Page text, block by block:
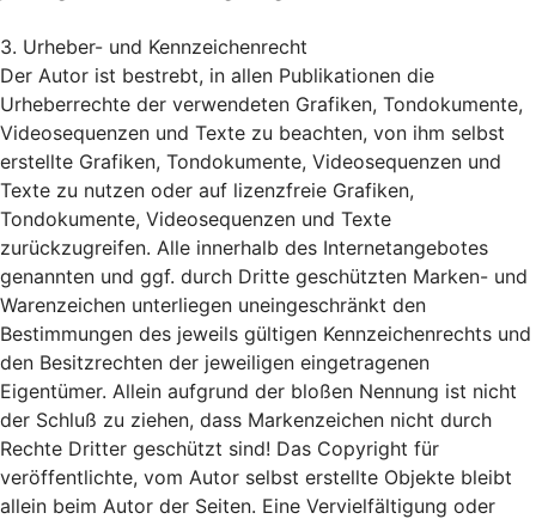
3. Urheber- und Kennzeichenrecht
Der Autor ist bestrebt, in allen Publikationen die
Urheberrechte der verwendeten Grafiken, Tondokumente,
Videosequenzen und Texte zu beachten, von ihm selbst
erstellte Grafiken, Tondokumente, Videosequenzen und
Texte zu nutzen oder auf lizenzfreie Grafiken,
Tondokumente, Videosequenzen und Texte
zurückzugreifen. Alle innerhalb des Internetangebotes
genannten und ggf. durch Dritte geschützten Marken- und
Warenzeichen unterliegen uneingeschränkt den
Bestimmungen des jeweils gültigen Kennzeichenrechts und
den Besitzrechten der jeweiligen eingetragenen
Eigentümer. Allein aufgrund der bloßen Nennung ist nicht
der Schluß zu ziehen, dass Markenzeichen nicht durch
Rechte Dritter geschützt sind! Das Copyright für
veröffentlichte, vom Autor selbst erstellte Objekte bleibt
allein beim Autor der Seiten. Eine Vervielfältigung oder